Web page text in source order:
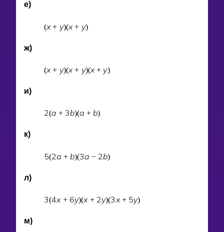
е)
(x + y)(x + y)
ж)
(x + y)(x + y)(x + y)
и)
2(a + 3b)(a + b)
к)
5(2a + b)(3a − 2b)
л)
3(4x + 6y)(x + 2y)(3x + 5y)
м)